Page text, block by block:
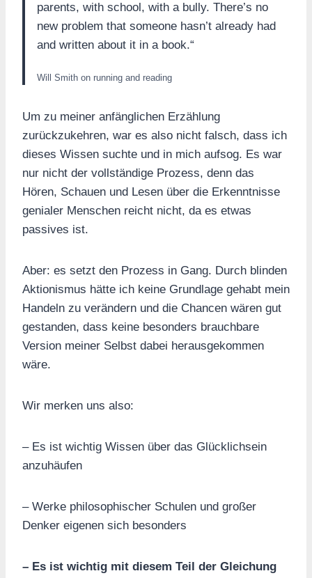
parents, with school, with a bully. There’s no
new problem that someone hasn’t already had
and written about it in a book.“
Will Smith on running and reading
Um zu meiner anfänglichen Erzählung
zurückzukehren, war es also nicht falsch, dass ich
dieses Wissen suchte und in mich aufsog. Es war
nur nicht der vollständige Prozess, denn das
Hören, Schauen und Lesen über die Erkenntnisse
genialer Menschen reicht nicht, da es etwas
passives ist.
Aber: es setzt den Prozess in Gang. Durch blinden
Aktionismus hätte ich keine Grundlage gehabt mein
Handeln zu verändern und die Chancen wären gut
gestanden, dass keine besonders brauchbare
Version meiner Selbst dabei herausgekommen
wäre.
Wir merken uns also:
– Es ist wichtig Wissen über das Glücklichsein
anzuhäufen
– Werke philosophischer Schulen und großer
Denker eigenen sich besonders
– Es ist wichtig mit diesem Teil der Gleichung